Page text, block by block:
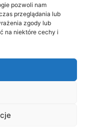
pozwoli nam
przeglądania lub
zgody lub
na niektóre cechy i